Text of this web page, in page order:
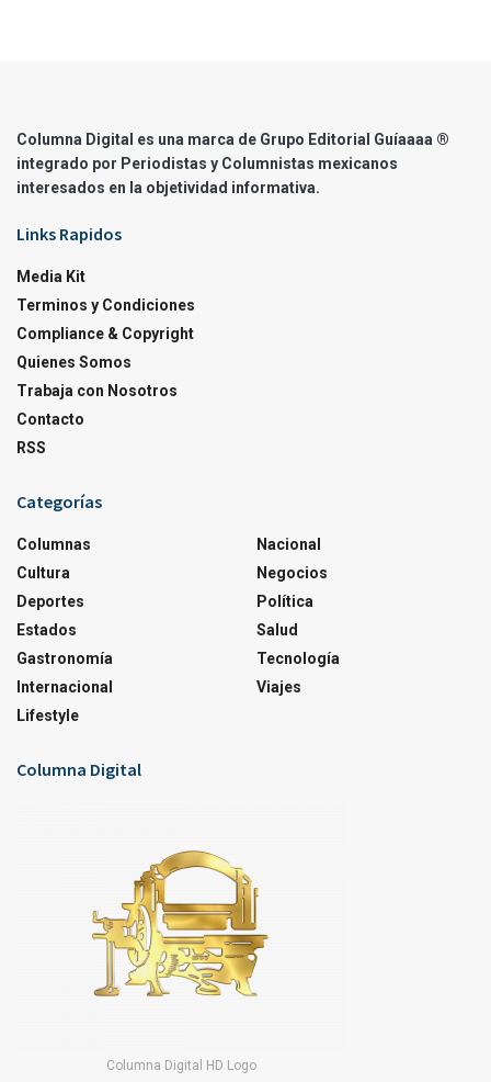
Columna Digital es una marca de Grupo Editorial Guíaaaa ®
integrado por Periodistas y Columnistas mexicanos
interesados en la objetividad informativa.
Links Rapidos
Media Kit
Terminos y Condiciones
Compliance & Copyright
Quienes Somos
Trabaja con Nosotros
Contacto
RSS
Categorías
Columnas
Cultura
Deportes
Estados
Gastronomía
Internacional
Lifestyle
Nacional
Negocios
Política
Salud
Tecnología
Viajes
Columna Digital
Columna Digital HD Logo